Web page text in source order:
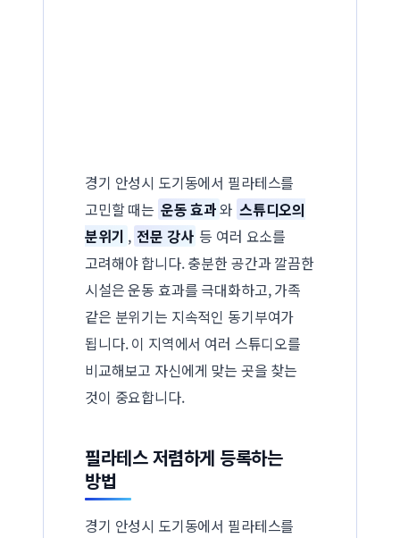
경기 안성시 도기동에서 필라테스를
고민할 때는 운동 효과와 스튜디오의
분위기 , 전문 강사 등 여러 요소를
고려해야 합니다. 충분한 공간과 깔끔한
시설은 운동 효과를 극대화하고, 가족
같은 분위기는 지속적인 동기부여가
됩니다. 이 지역에서 여러 스튜디오를
비교해보고 자신에게 맞는 곳을 찾는
것이 중요합니다.
필라테스 저렴하게 등록하는
방법
경기 안성시 도기동에서 필라테스를